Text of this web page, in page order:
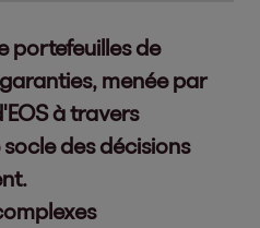
portefeuilles de
menée par
à travers
des décisions